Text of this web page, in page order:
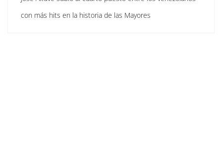
con más hits en la historia de las Mayores